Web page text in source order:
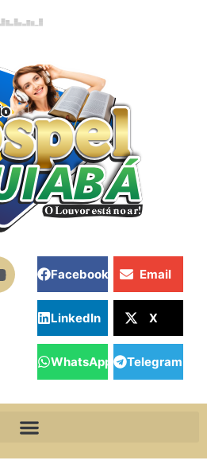
Facebook Email
LinkedIn X
WhatsApp Telegram